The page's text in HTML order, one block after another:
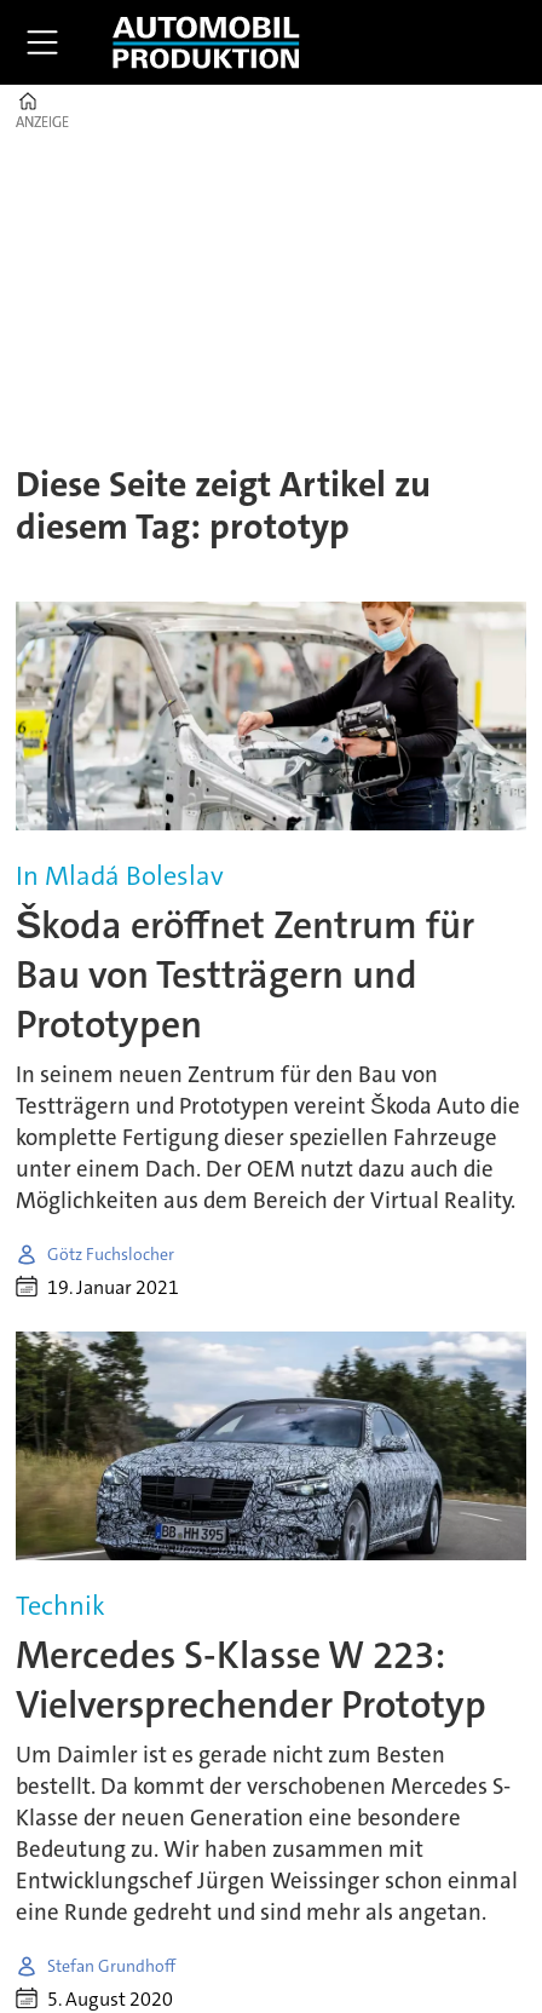
ANZEIGE
ANZEIGE
Diese Seite zeigt Artikel zu
diesem Tag: prototyp
In Mladá Boleslav
Škoda eröffnet Zentrum für
Bau von Testträgern und
Prototypen
In seinem neuen Zentrum für den Bau von
Testträgern und Prototypen vereint Škoda Auto die
komplette Fertigung dieser speziellen Fahrzeuge
unter einem Dach. Der OEM nutzt dazu auch die
Möglichkeiten aus dem Bereich der Virtual Reality.
Götz Fuchslocher
19. Januar 2021
Technik
Mercedes S-Klasse W 223:
Vielversprechender Prototyp
Um Daimler ist es gerade nicht zum Besten
bestellt. Da kommt der verschobenen Mercedes S-
Klasse der neuen Generation eine besondere
Bedeutung zu. Wir haben zusammen mit
Entwicklungschef Jürgen Weissinger schon einmal
eine Runde gedreht und sind mehr als angetan.
Stefan Grundhoff
5. August 2020